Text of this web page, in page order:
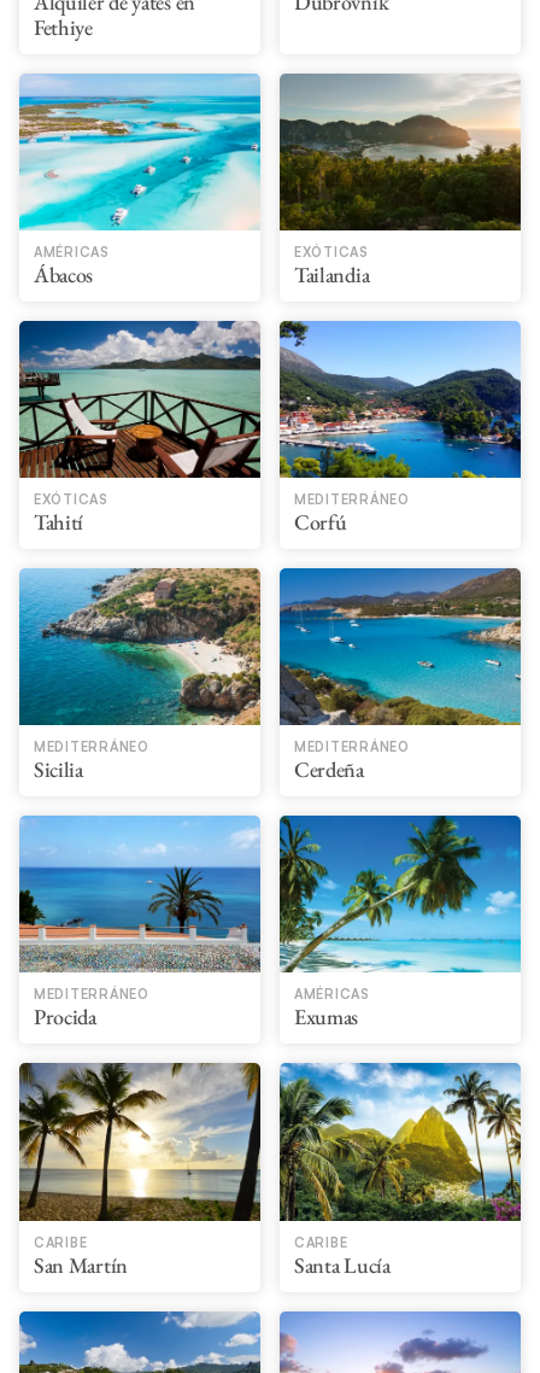
Fethiye
AMÉRICAS
Ábacos
EXÓTICAS
Tailandia
EXÓTICAS
Tahití​
MEDITERRÁNEO
Corfú
MEDITERRÁNEO
Sicilia
MEDITERRÁNEO
Cerdeña
MEDITERRÁNEO
Procida
AMÉRICAS
Exumas
CARIBE
San Martín
CARIBE
Santa Lucía